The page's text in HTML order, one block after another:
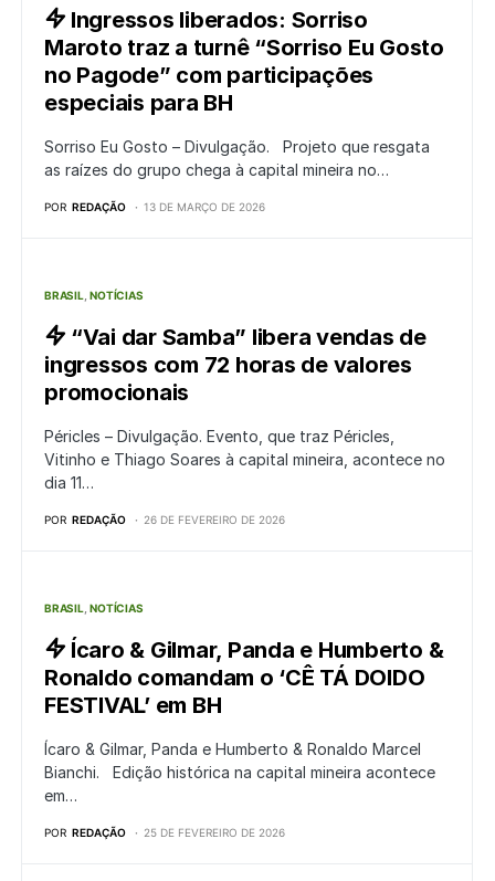
Ingressos liberados: Sorriso
Maroto traz a turnê “Sorriso Eu Gosto
no Pagode” com participações
especiais para BH
Sorriso Eu Gosto – Divulgação. Projeto que resgata
as raízes do grupo chega à capital mineira no…
POR REDAÇÃO 13 DE MARÇO DE 2026
BRASIL NOTÍCIAS
“Vai dar Samba” libera vendas de
ingressos com 72 horas de valores
promocionais
Péricles – Divulgação. Evento, que traz Péricles,
Vitinho e Thiago Soares à capital mineira, acontece no
dia 11…
POR REDAÇÃO 26 DE FEVEREIRO DE 2026
BRASIL NOTÍCIAS
Ícaro & Gilmar, Panda e Humberto &
Ronaldo comandam o ‘CÊ TÁ DOIDO
FESTIVAL’ em BH
Ícaro & Gilmar, Panda e Humberto & Ronaldo Marcel
Bianchi. Edição histórica na capital mineira acontece
em…
POR REDAÇÃO 25 DE FEVEREIRO DE 2026